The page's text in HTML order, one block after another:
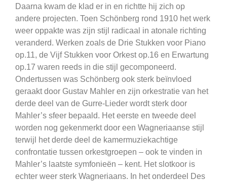
Daarna kwam de klad er in en richtte hij zich op
andere projecten. Toen Schönberg rond 1910 het werk
weer oppakte was zijn stijl radicaal in atonale richting
veranderd. Werken zoals de Drie Stukken voor Piano
op.11, de Vijf Stukken voor Orkest op.16 en Erwartung
op.17 waren reeds in die stijl gecomponeerd.
Ondertussen was Schönberg ook sterk beïnvloed
geraakt door Gustav Mahler en zijn orkestratie van het
derde deel van de Gurre-Lieder wordt sterk door
Mahler’s sfeer bepaald. Het eerste en tweede deel
worden nog gekenmerkt door een Wagneriaanse stijl
terwijl het derde deel de kamermuziekachtige
confrontatie tussen orkestgroepen – ook te vinden in
Mahler’s laatste symfonieën – kent. Het slotkoor is
echter weer sterk Wagneriaans. In het onderdeel Des